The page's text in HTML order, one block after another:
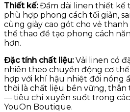
Thiết kế:Đầm dài linen thiết kế
phù hợp phong cách tối giản,
cùng giày cao gót cho vẻ thanh
thể thao để tạo phong cách
hơn.
Đặc tính chất liệu:Vải linen có
nhiên theo chuyển động cơ
hợp với khí hậu nhiệt đới nóng
thời là chất liệu bền vững, thân
— tiêu chí xuyên suốt trong
YouOn Boutique.